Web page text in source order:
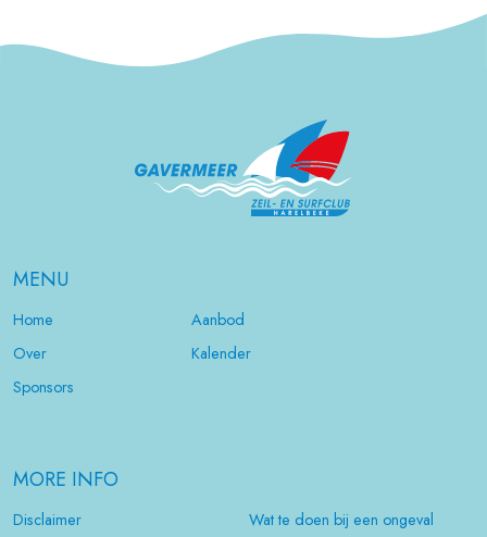
MENU
Home
Aanbod
Over
Kalender
Sponsors
MORE INFO
Disclaimer Wat te doen bij een ongeval